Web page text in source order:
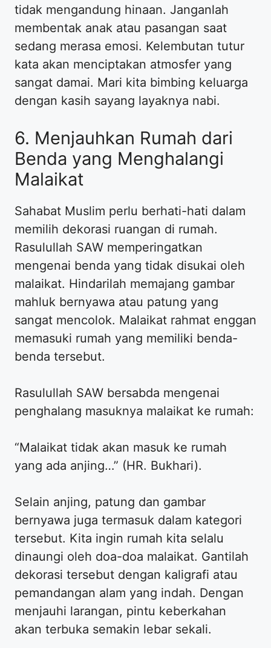
tidak mengandung hinaan. Janganlah
membentak anak atau pasangan saat
sedang merasa emosi. Kelembutan tutur
kata akan menciptakan atmosfer yang
sangat damai. Mari kita bimbing keluarga
dengan kasih sayang layaknya nabi.
6. Menjauhkan Rumah dari
Benda yang Menghalangi
Malaikat
Sahabat Muslim perlu berhati-hati dalam
memilih dekorasi ruangan di rumah.
Rasulullah SAW memperingatkan
mengenai benda yang tidak disukai oleh
malaikat. Hindarilah memajang gambar
mahluk bernyawa atau patung yang
sangat mencolok. Malaikat rahmat enggan
memasuki rumah yang memiliki benda-
benda tersebut.
Rasulullah SAW bersabda mengenai
penghalang masuknya malaikat ke rumah:
“Malaikat tidak akan masuk ke rumah
yang ada anjing…” (HR. Bukhari).
Selain anjing, patung dan gambar
bernyawa juga termasuk dalam kategori
tersebut. Kita ingin rumah kita selalu
dinaungi oleh doa-doa malaikat. Gantilah
dekorasi tersebut dengan kaligrafi atau
pemandangan alam yang indah. Dengan
menjauhi larangan, pintu keberkahan
akan terbuka semakin lebar sekali.